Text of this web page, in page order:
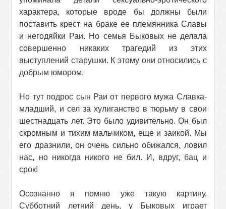
характера, которые вроде бы должны были
поставить крест на браке ее племянника Славы
и негодяйки Раи. Но семья Быковых не делала
совершенно никаких трагедий из этих
выступлений старушки. К этому они относились с
добрым юмором.
Но тут подрос сын Раи от первого мужа Славка-
младший, и сел за хулиганство в тюрьму в свои
шестнадцать лет. Это было удивительно. Он был
скромным и тихим мальчиком, еще и заикой. Мы
его дразнили, он очень сильно обижался, ловил
нас, но никогда никого не бил. И, вдруг, бац и
срок!
Осознанно я помню уже такую картину.
Субботний летний день, у Быковых играет